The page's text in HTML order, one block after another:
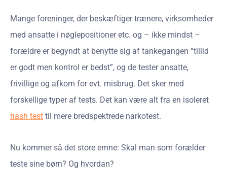
Mange foreninger, der beskæftiger trænere, virksomheder
med ansatte i nøglepositioner etc. og – ikke mindst –
forældre er begyndt at benytte sig af tankegangen “tillid
er godt men kontrol er bedst”, og de tester ansatte,
frivillige og afkom for evt. misbrug. Det sker med
forskellige typer af tests. Det kan være alt fra en isoleret
hash test til mere bredspektrede narkotest.
Nu kommer så det store emne: Skal man som forælder
teste sine børn? Og hvordan?